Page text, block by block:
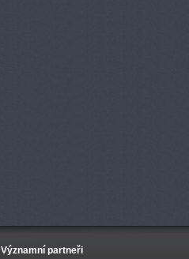
Významní partneři